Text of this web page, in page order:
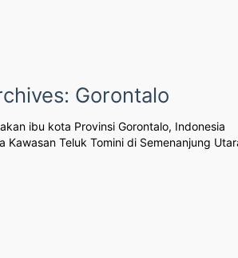
Gorontalo
ibu kota Provinsi Gorontalo, Indonesia
Kawasan Teluk Tomini di Semenanjung